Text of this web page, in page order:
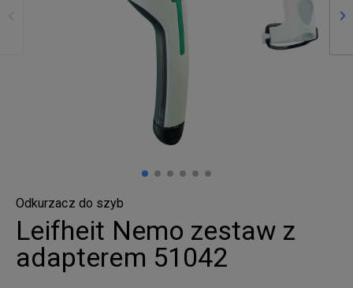
Odkurzacz do szyb
Leifheit Nemo zestaw z
adapterem 51042